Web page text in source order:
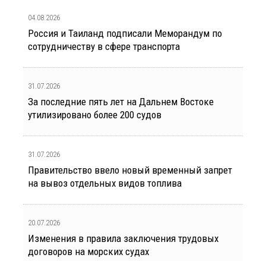
04.08.2026
Россия и Таиланд подписали Меморандум по
сотрудничеству в сфере транспорта
31.07.2026
За последние пять лет на Дальнем Востоке
утилизировано более 200 судов
31.07.2026
Правительство ввело новый временный запрет
на вывоз отдельных видов топлива
20.07.2026
Изменения в правила заключения трудовых
договоров на морских судах